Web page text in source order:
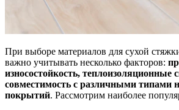
При выборе материалов для сухой
важно учитывать несколько факторов:
износостойкость, теплоизоляционные
совместимость с различными типами
покрытий. Рассмотрим наиболее